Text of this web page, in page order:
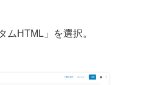
ムHTML」を選択。